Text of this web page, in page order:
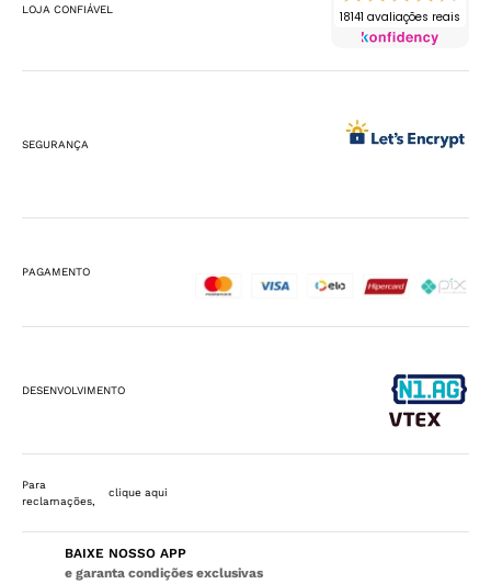
LOJA CONFIÁVEL 18141 avaliações reais
SEGURANÇA
PAGAMENTO
DESENVOLVIMENTO
Para
reclamações,
clique aqui
BAIXE NOSSO APP
e garanta condições exclusivas